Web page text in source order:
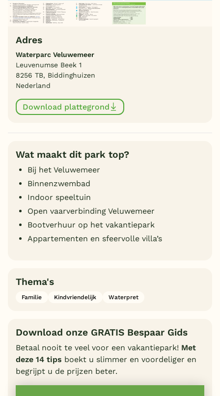
Adres
Waterparc Veluwemeer
Leuvenumse Beek 1
8256 TB, Biddinghuizen
Nederland
Download plattegrond
Wat maakt dit park top?
Bij het Veluwemeer
Binnenzwembad
Indoor speeltuin
Open vaarverbinding Veluwemeer
Bootverhuur op het vakantiepark
Appartementen en sfeervolle villa’s
Thema's
Familie Kindvriendelijk Waterpret
Download onze GRATIS Bespaar Gids
Betaal nooit te veel voor een vakantiepark! Met
deze 14 tips boekt u slimmer en voordeliger en
begrijpt u de prijzen beter.